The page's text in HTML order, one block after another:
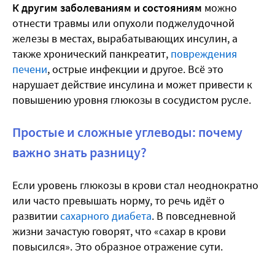
К другим заболеваниям и состояниям можно
отнести травмы или опухоли поджелудочной
железы в местах, вырабатывающих инсулин, а
также хронический панкреатит, повреждения
печени, острые инфекции и другое. Всё это
нарушает действие инсулина и может привести к
повышению уровня глюкозы в сосудистом русле.
Простые и сложные углеводы: почему
важно знать разницу?
Если уровень глюкозы в крови стал неоднократно
или часто превышать норму, то речь идёт о
развитии сахарного диабета. В повседневной
жизни зачастую говорят, что «сахар в крови
повысился». Это образное отражение сути.